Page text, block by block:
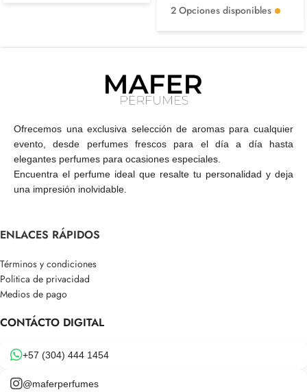
2 Opciones disponibles
Ofrecemos una exclusiva selección de aromas para cualquier
evento, desde perfumes frescos para el día a día hasta
elegantes perfumes para ocasiones especiales.
Encuentra el perfume ideal que resalte tu personalidad y deja
una impresión inolvidable.
ENLACES RÁPIDOS
Términos y condiciones
Politica de privacidad
Medios de pago
CONTÁCTO DIGITAL
+57 (304) 444 1454
@maferperfumes